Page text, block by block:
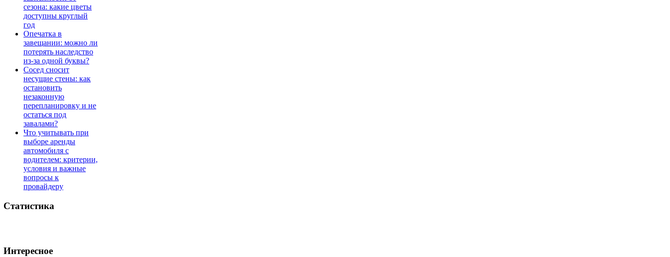
сезона: какие цветы
доступны круглый
год
Опечатка в
завещании: можно ли
потерять наследство
из-за одной буквы?
Сосед сносит
несущие стены: как
остановить
незаконную
перепланировку и не
остаться под
завалами?
Что учитывать при
выборе аренды
автомобиля с
водителем: критерии,
условия и важные
вопросы к
провайдеру
Статистика
Интересное